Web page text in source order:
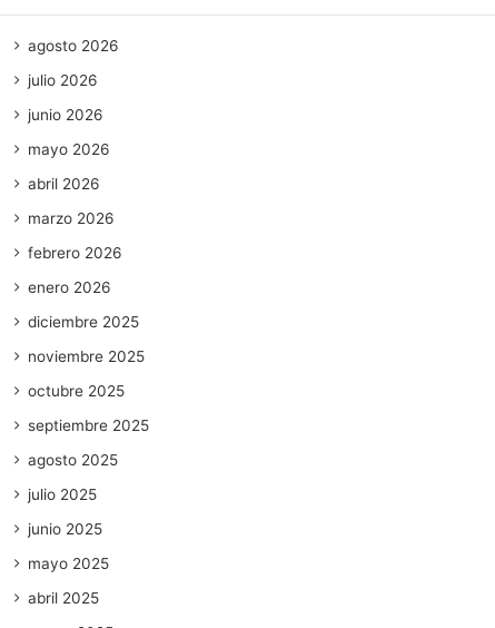
agosto 2026
julio 2026
junio 2026
mayo 2026
abril 2026
marzo 2026
febrero 2026
enero 2026
diciembre 2025
noviembre 2025
octubre 2025
septiembre 2025
agosto 2025
julio 2025
junio 2025
mayo 2025
abril 2025